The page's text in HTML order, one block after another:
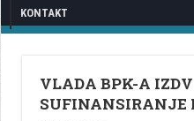
KONTAKT
VLADA BPK-A
SUFINANSIRANJE